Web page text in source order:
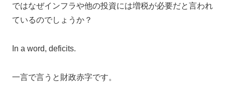
ではなぜインフラや他の投資には増税が必要だと言われ
ているのでしょうか？
In a word, deficits.
一言で言うと財政赤字です。